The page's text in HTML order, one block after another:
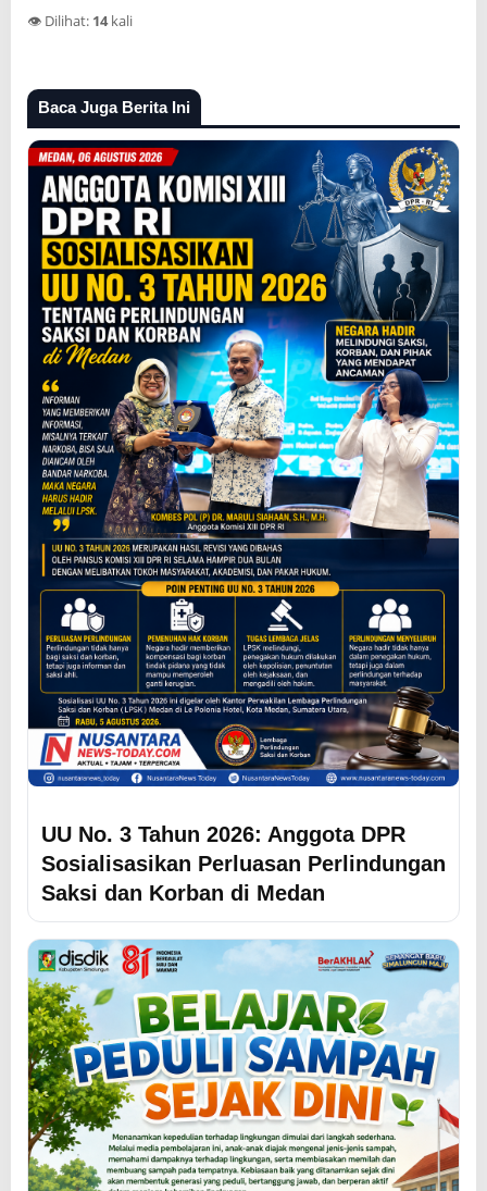
👁️ Dilihat: 14kali
Baca Juga Berita Ini
UU No. 3 Tahun 2026: Anggota DPR
Sosialisasikan Perluasan Perlindungan
Saksi dan Korban di Medan